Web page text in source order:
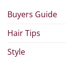
Buyers Guide
Hair Tips
Style